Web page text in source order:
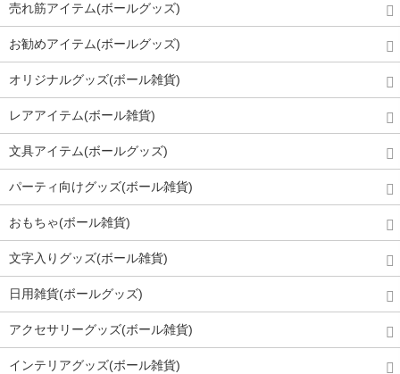
売れ筋アイテム(ボールグッズ)
お勧めアイテム(ボールグッズ)
オリジナルグッズ(ボール雑貨)
レアアイテム(ボール雑貨)
文具アイテム(ボールグッズ)
パーティ向けグッズ(ボール雑貨)
おもちゃ(ボール雑貨)
文字入りグッズ(ボール雑貨)
日用雑貨(ボールグッズ)
アクセサリーグッズ(ボール雑貨)
インテリアグッズ(ボール雑貨)